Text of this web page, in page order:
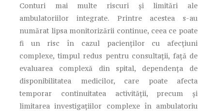
Conturi mai multe riscuri și limitări ale
ambulatoriilor integrate. Printre acestea s-au
numărat lipsa monitorizării continue, ceea ce poate
fi un risc în cazul pacienţilor cu afecţiuni
complexe, timpul redus pentru consultaţii, faţă de
evaluarea complexă din spital, dependenţa de
disponibilitatea medicilor, care poate afecta
temporar continuitatea activităţii, precum și
limitarea investigaţiilor complexe în ambulatoriu